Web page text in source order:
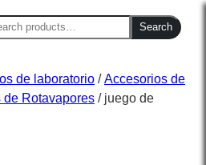
Search
de laboratorio /Accesorios de
de Rotavapores / juego de